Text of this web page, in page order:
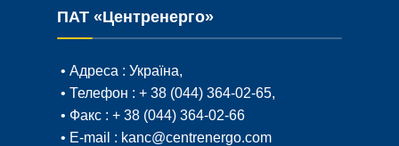
ПАТ «Центренерго»
• Адреса : Україна,
• Телефон : + 38 (044) 364-02-65,
• Факс : + 38 (044) 364-02-66
• E-mail : kanc@centrenergo.com